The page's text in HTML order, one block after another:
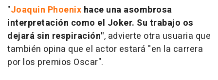
"Joaquin Phoenix hace una asombrosa
interpretación como el Joker. Su trabajo os
dejará sin respiración", advierte otra usuaria que
también opina que el actor estará "en la carrera
por los premios Oscar".